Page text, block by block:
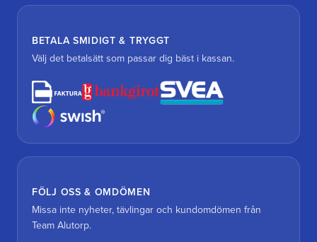
BETALA SMIDIGT & TRYGGT
Välj det betalsätt som passar dig bäst i kassan.
FÖLJ OSS & OMDÖMEN
Missa inte nyheter, tävlingar och kundomdömen från
Team Alutorp.